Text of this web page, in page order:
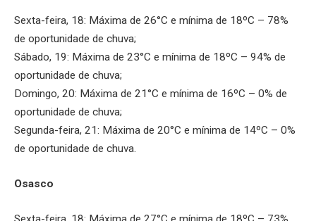
Sexta-feira, 18: Máxima de 26°C e mínima de 18ºC – 78%
de oportunidade de chuva;
Sábado, 19: Máxima de 23°C e mínima de 18ºC – 94% de
oportunidade de chuva;
Domingo, 20: Máxima de 21°C e mínima de 16ºC – 0% de
oportunidade de chuva;
Segunda-feira, 21: Máxima de 20°C e mínima de 14ºC – 0%
de oportunidade de chuva.
Osasco